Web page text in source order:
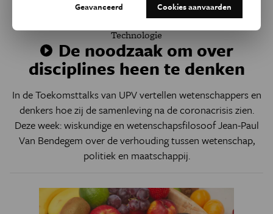
Technologie
De noodzaak om over
disciplines heen te denken
In de Toekomsttalks van UPV vertellen wetenschappers en
denkers hoe zij de samenleving na de coronacrisis zien.
Deze week: wiskundige en wetenschapsfilosoof Jean-Paul
Van Bendegem over de verhouding tussen wetenschap,
politiek en maatschappij.
Geavanceerd Cookies aanvaarden